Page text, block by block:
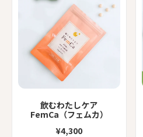
飲むわたしケア
FemCa（フェムカ）
¥4,300
ご自愛レッグウォーマー
¥3,300
ソワン スキンケアオイル
¥4,500
【2ヶ月に1回、2袋お届け
専用ページ】飲むわたしケ
¥8,600